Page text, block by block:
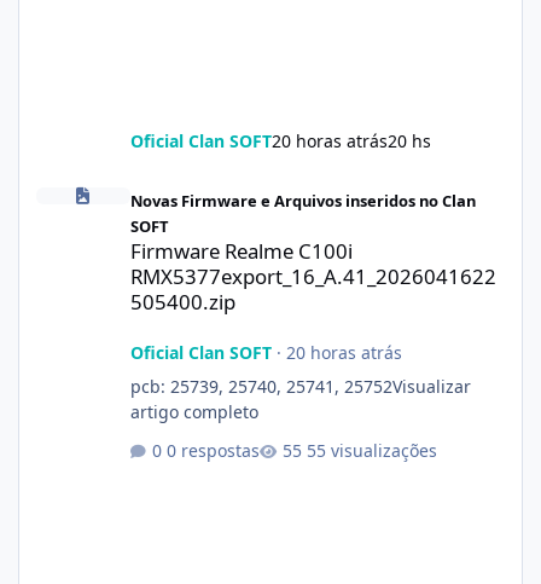
Oficial Clan SOFT20 horas atrás20 hs
Firmware Realme C100i
Novas Firmware e Arquivos inseridos no Clan
SOFT
Firmware Realme C100i
RMX5377export_16_A.41_2026041622
505400.zip
Oficial Clan SOFT· 20 horas atrás
pcb: 25739, 25740, 25741, 25752Visualizar
artigo completo
0 respostas
55 visualizações